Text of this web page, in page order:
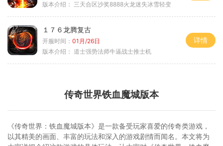
版本介绍： 三天合区沙奖8888火龙迷失冰雪轻变
１７６龙腾复古
开服时间： 01月/26日
版本介绍： 道士强势法师牛逼战士推士机
详情
传奇世界铁血魔城版本
《传奇世界：铁血魔城版本》是一款备受玩家喜爱的传奇类游戏，
以其精美的画面、丰富的玩法和深入的游戏剧情而闻名。本文将为